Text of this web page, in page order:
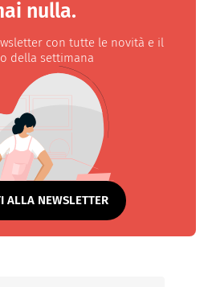
nulla.
con tutte le novità e il
della settimana
ALLA NEWSLETTER